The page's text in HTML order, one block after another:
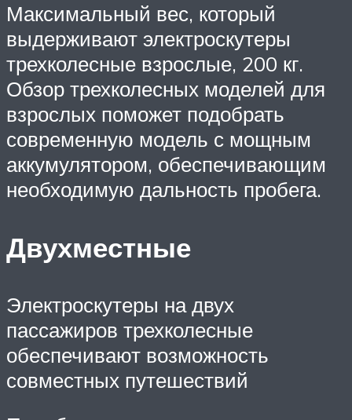
Максимальный вес, который
выдерживают электроскутеры
трехколесные взрослые, 200 кг.
Обзор трехколесных моделей для
взрослых поможет подобрать
современную модель с мощным
аккумулятором, обеспечивающим
необходимую дальность пробега.
Двухместные
Электроскутеры на двух
пассажиров трехколесные
обеспечивают возможность
совместных путешествий